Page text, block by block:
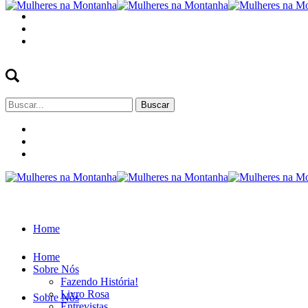
Buscar
por:
Home
Sobre Nós
Home
Sobre Nós
Fazendo História!
Livro Rosa